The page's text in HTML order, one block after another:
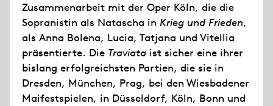
Zusammenarbeit mit der Oper Köln, die die
Sopranistin als Natascha in Krieg und Frieden,
als Anna Bolena, Lucia, Tatjana und Vitellia
präsentierte. Die Traviata ist sicher eine ihrer
bislang erfolgreichsten Partien, die sie in
Dresden, München, Prag, bei den Wiesbadener
Maifestspielen, in Düsseldorf, Köln, Bonn und